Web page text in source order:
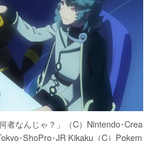
者なんじゃ？」（C）Nintendo･Crea
･ShoPro･JR Kikaku（C）Pokem